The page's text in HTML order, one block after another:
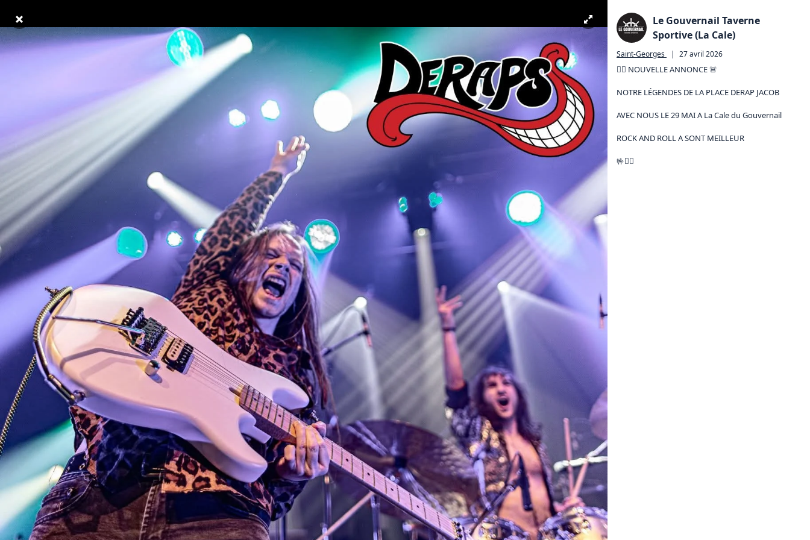
Le Gouvernail Taverne
Sportive (La Cale)
Saint-Georges | 27 avril 2026
🏴‍☠️ NOUVELLE ANNONCE 🚨
NOTRE LÉGENDES DE LA PLACE DERAP JACOB
AVEC NOUS LE 29 MAI A La Cale du Gouvernail
ROCK AND ROLL A SONT MEILLEUR
🤟🏴‍☠️